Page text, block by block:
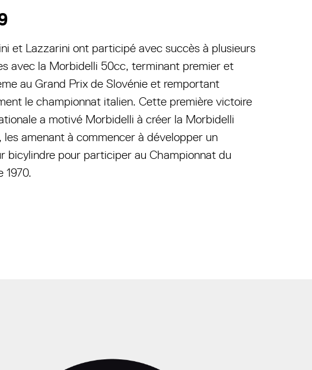
et Lazzarini ont participé avec succès à plusieurs
avec la Morbidelli 50cc, terminant premier et
au Grand Prix de Slovénie et remportant
le championnat italien. Cette première victoire
a motivé Morbidelli à créer la Morbidelli
les amenant à commencer à développer un
bicylindre pour participer au Championnat du
1970.